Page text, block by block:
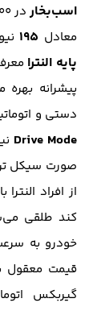
اسب‌بخار
معادل ۱۹۵
پایه النترا
دستی و
Drive Mode
از افراد
کند طلقی
قیمت معقول
گیربكس